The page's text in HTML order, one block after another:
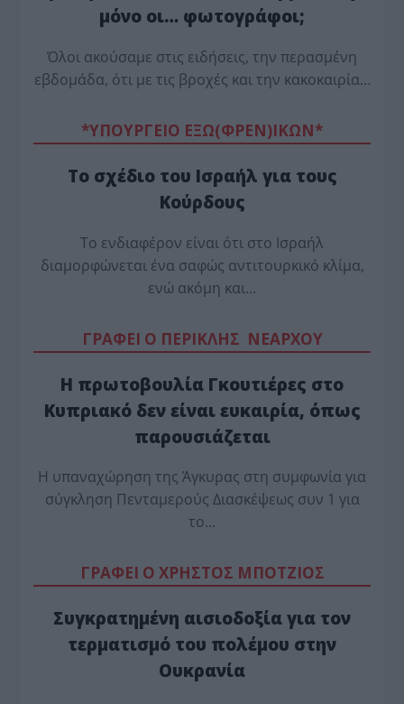
μόνο οι… φωτογράφοι;
Όλοι ακούσαμε στις ειδήσεις, την περασμένη
εβδομάδα, ότι με τις βροχές και την κακοκαιρία…
*ΥΠΟΥΡΓΕΙΟ ΕΞΩ(ΦΡΕΝ)ΙΚΩΝ*
Το σχέδιο του Ισραήλ για τους
Κούρδους
Το ενδιαφέρον είναι ότι στο Ισραήλ
διαμορφώνεται ένα σαφώς αντιτουρκικό κλίμα,
ενώ ακόμη και…
ΓΡΑΦΕΙ Ο ΠΕΡΙΚΛΗΣ ΝΕΑΡΧΟΥ
Η πρωτοβουλία Γκουτιέρες στο
Κυπριακό δεν είναι ευκαιρία, όπως
παρουσιάζεται
Η υπαναχώρηση της Άγκυρας στη συμφωνία για
σύγκληση Πενταμερούς Διασκέψεως συν 1 για
το…
ΓΡΑΦΕΙ Ο ΧΡΗΣΤΟΣ ΜΠΟΤΖΙΟΣ
Συγκρατημένη αισιοδοξία για τον
τερματισμό του πολέμου στην
Ουκρανία